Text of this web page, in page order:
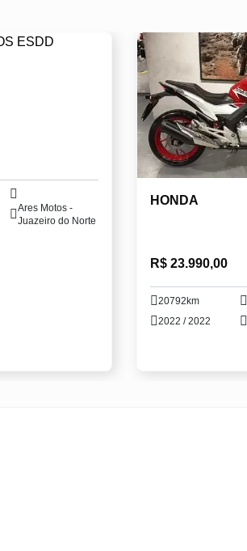
Ares Motos -
Juazeiro do Norte
HONDA
R$ 23.990,00
20792km
2022 / 2022